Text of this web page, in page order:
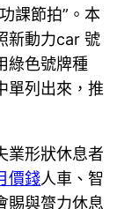
課節拍”。本
新動力car 號
綠色號牌種
單列出來，推
業形狀休息者
價錢人車、智
賜與膂力休息